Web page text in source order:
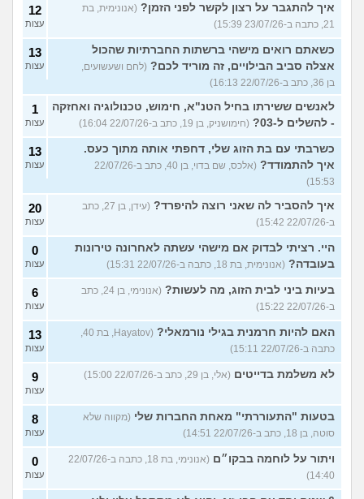
איך להתגבר על רצון לקשר לפני הזמן? (אנונימית, בת
21, כתבה ב-23/07/26 15:39)
12
עצות
כשאתם רואים מישהי ברשתות החברתיות שהכול
אצלה סביב הבילויים, זה מוריד לכם? (לחם ושעשועים,
בן 36, כתב ב-22/07/26 16:13)
13
עצות
לאנשים ששירתו בחיל הטנ"א, חימוש, טכנולוגיה ואחזקה
- להשלים ל-03?
(חימושניק, בן 19, כתב ב-22/07/26 16:04)
1
עצות
כשרבתי עם בת הזוג שלי, דחפתי אותה מתוך כעס.
איך להתמודד?
(אלכס, שם בדוי, בן 40, כתב ב-22/07/26
15:53)
13
עצות
איך להסביר לה שאני רוצה להיפרד?
(עידן, בן 27, כתב
ב-22/07/26 15:42)
20
עצות
היי. רציתי לבדוק אם מישהי עשתה לאחרונה טירונות
בעובדה? (אנונימית, בת 18, כתבה ב-22/07/26 15:31)
0
עצות
בעיות ביני לבית הזוג, מה לעשות?
(אנונימי, בן 24, כתב
ב-22/07/26 15:22)
6
עצות
האם להיות חרמנית בגילי נורמאלי?
(Hayatov, בת 40,
כתבה ב-22/07/26 15:11)
13
עצות
לא משלמת בדייטים (אלי, בן 29, כתב ב-22/07/26 15:00) 9
עצות
בטעות "התעוררתי" מאחת החברות שלי (מקווה שלא
סוטה, בן 18, כתב ב-22/07/26 14:51)
8
עצות
ויתור על לוחמה בבקו״ם
(אנונימי, בת 18, כתבה ב-22/07/26
14:40)
0
עצות